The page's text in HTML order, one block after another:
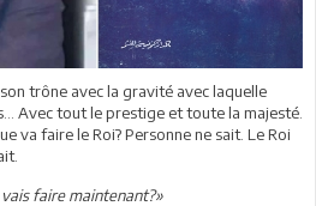
son trône avec la gravité avec laquelle
Avec tout le prestige et toute la majesté.
va faire le Roi? Personne ne sait. Le Roi
vais faire maintenant?»